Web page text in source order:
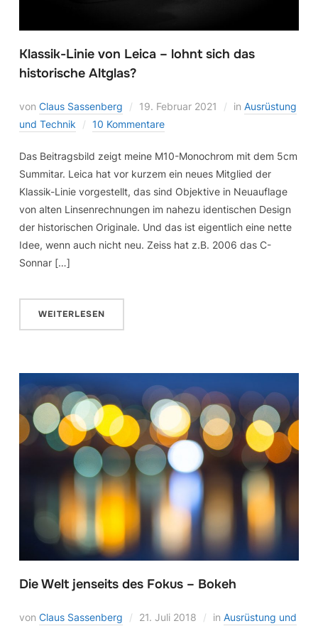
Klassik-Linie von Leica – lohnt sich das
historische Altglas?
von Claus Sassenberg 19. Februar 2021 in Ausrüstung
und Technik
10 Kommentare
Das Beitragsbild zeigt meine M10-Monochrom mit dem 5cm
Summitar. Leica hat vor kurzem ein neues Mitglied der
Klassik-Linie vorgestellt, das sind Objektive in Neuauflage
von alten Linsenrechnungen im nahezu identischen Design
der historischen Originale. Und das ist eigentlich eine nette
Idee, wenn auch nicht neu. Zeiss hat z.B. 2006 das C-
Sonnar […]
WEITERLESEN
Die Welt jenseits des Fokus – Bokeh
von Claus Sassenberg 21. Juli 2018 in Ausrüstung und